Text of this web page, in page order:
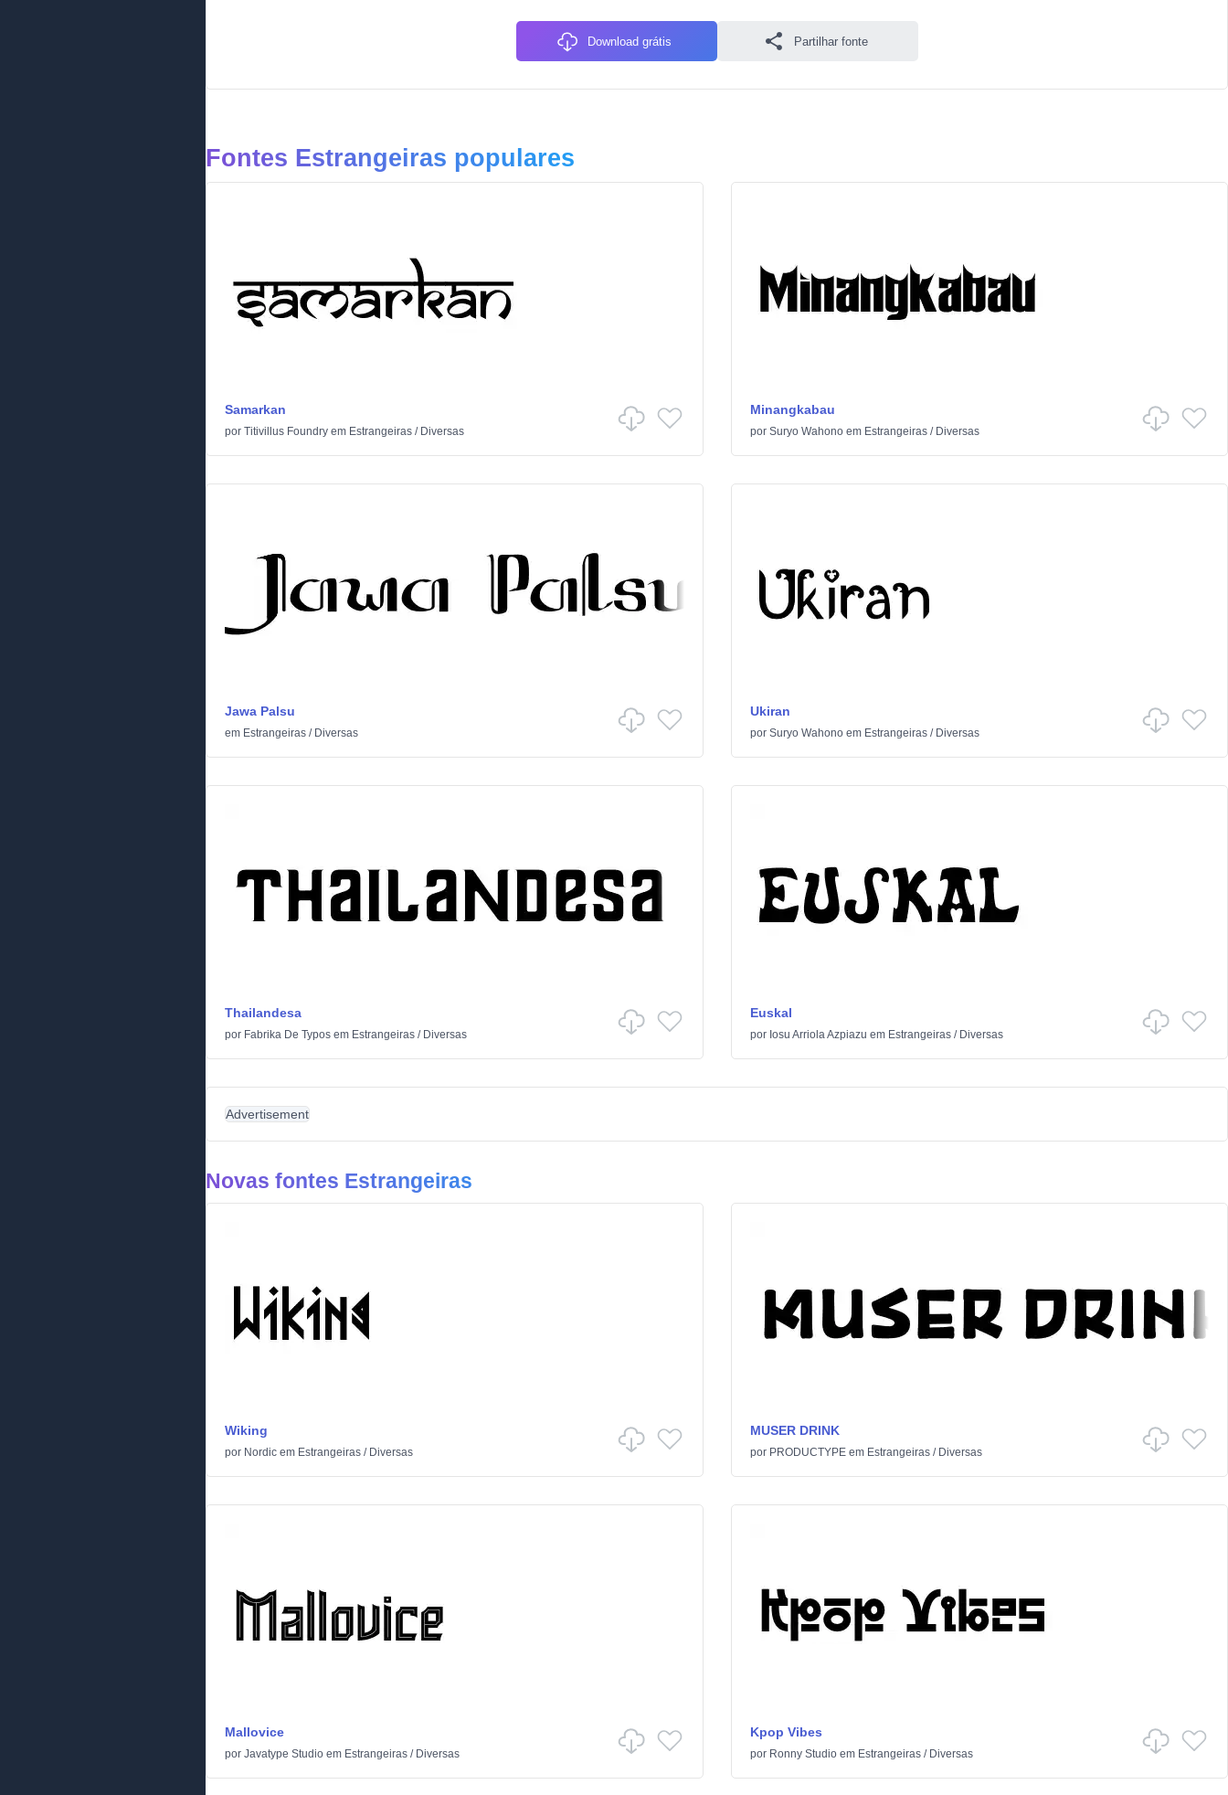
Download grátis Partilhar fonte
Fontes Estrangeiras populares
Samarkan
por Titivillus Foundry em Estrangeiras / Diversas
Minangkabau
por Suryo Wahonoem Estrangeiras/ Diversas
Jawa Palsu
em Estrangeiras / Diversas
Ukiran
por Suryo Wahonoem Estrangeiras/ Diversas
Thailandesa
por Fabrika De Typos em Estrangeiras / Diversas
Euskal
por Iosu Arriola Azpiazu em Estrangeiras/ Diversas
Advertisement
Novas fontes Estrangeiras
Wiking
por Nordic em Estrangeiras / Diversas
MUSER DRINK
por PRODUCTYPEem Estrangeiras/ Diversas
Mallovice
por Javatype Studio em Estrangeiras / Diversas
Kpop Vibes
por Ronny Studioem Estrangeiras/ Diversas